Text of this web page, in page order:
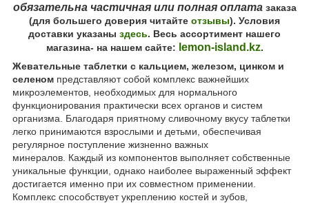
обязательна частичная или полная оплатазаказа
(для большего доверия читайте отзывы). Условия
доставки указаны здесь. Весь ассортимент нашего
магазина- на нашем сайте: lemon-island.kz.
Жевательные таблетки с кальцием, железом, цинком и
селеном представляют собой комплекс важнейших
микроэлементов, необходимых для нормального
функционирования практически всех органов и систем
организма. Благодаря приятному сливочному вкусу таблетки
легко принимаются взрослыми и детьми, обеспечивая
регулярное поступление жизненно важных
минералов. Каждый из компонентов выполняет собственные
уникальные функции, однако наиболее выраженный эффект
достигается именно при их совместном применении.
Комплекс способствует укреплению костей и зубов,